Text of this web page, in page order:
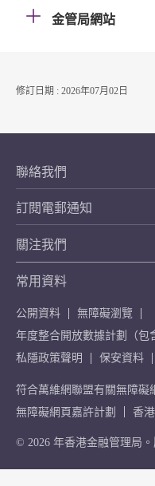
金管局網站
修訂日期 : 2026年07月02日
聯絡我們
訂閱電郵通知
關注我們
常用資料
公開資料
無障礙瀏覽
年度整合開放數據計劃（包
私隱政策聲明
保安資料
符合萬維網聯盟有關無障礙
無障礙網頁嘉許計劃
香
© 2026 年香港金融管理局。